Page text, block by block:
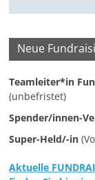
Neue
Teamleiter*in
(unbefristet)
Spender/innen-
Super-Held/-in
Aktuelle